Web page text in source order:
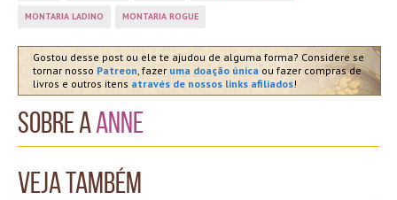
MONTARIA LADINO MONTARIA ROGUE
Gostou desse post ou ele te ajudou de alguma forma? Considere se
tornar nosso Patreon, fazer uma doação única ou fazer compras de
livros e outros itens através de nossos links afiliados!
Sobre aAnne
Veja também